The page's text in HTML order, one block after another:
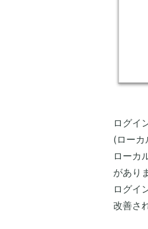
ログイ
(ローカ
ローカ
があり
ログイ
改善さ